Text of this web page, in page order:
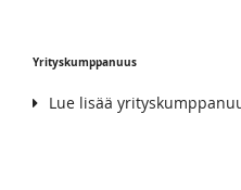
Yrityskumppanuus
Lue lisää